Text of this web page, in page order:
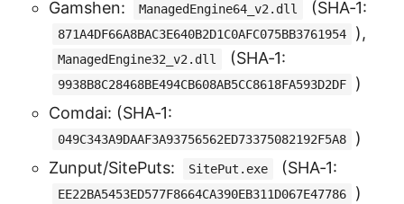
Gamshen: ManagedEngine64_v2.dll (SHA‑1:
871A4DF66A8BAC3E640B2D1C0AFC075BB3761954 ),
ManagedEngine32_v2.dll (SHA‑1:
9938B8C28468BE494CB608AB5CC8618FA593D2DF
)
Comdai: (SHA‑1:
049C343A9DAAF3A93756562ED73375082192F5A8
)
Zunput/SitePuts:
SitePut.exe (SHA‑1:
EE22BA5453ED577F8664CA390EB311D067E47786
)